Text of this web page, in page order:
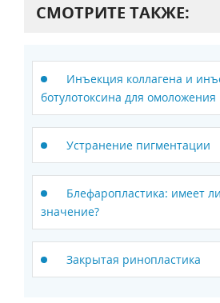
СМОТРИТЕ ТАКЖЕ:
Инъекция коллагена и
ботулотоксина для омоложения
Устранение пигментации
Блефаропластика: имеет
значение?
Закрытая ринопластика